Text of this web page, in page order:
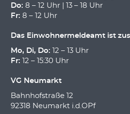
Do: 8 – 12 Uhr | 13 – 18 Uhr
Fr: 8 – 12 Uhr
Das Einwohnermeldeamt ist
Mo, Di, Do: 12 – 13 Uhr
Fr: 12 – 15:30 Uhr
VG Neumarkt
Bahnhofstraße 12
92318 Neumarkt i.d.OPf